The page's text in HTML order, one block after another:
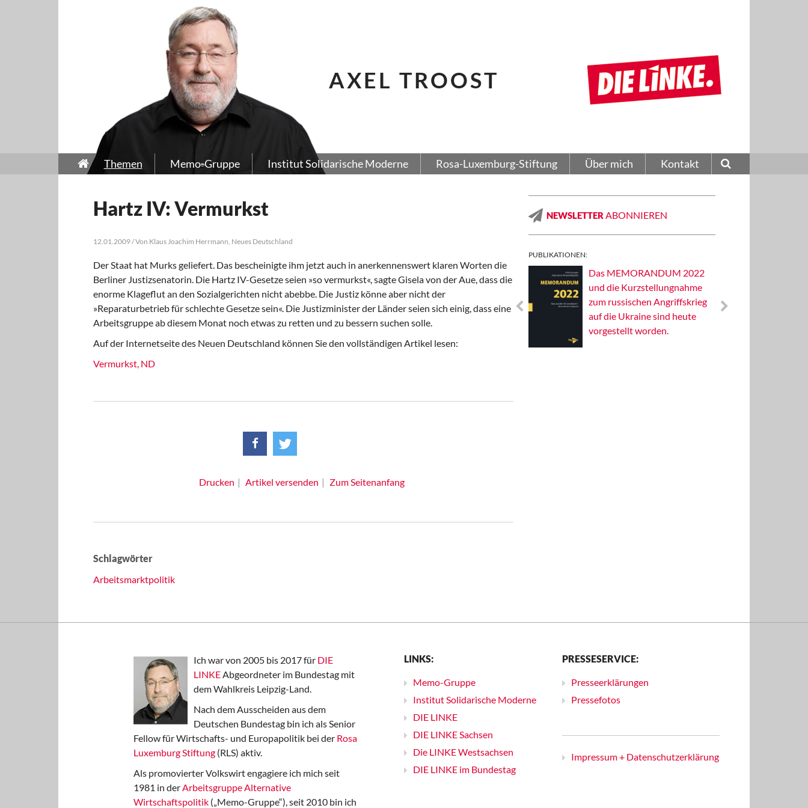
AXEL TROOST
Themen Memo-Gruppe Institut Solidarische Moderne Rosa-Luxemburg-Stiftung Über mich Kontakt
Hartz IV: Vermurkst
12.01.2009 / Von Klaus Joachim Herrmann, Neues Deutschland
Der Staat hat Murks geliefert. Das bescheinigte ihm jetzt auch in anerkennenswert klaren Worten die
Berliner Justizsenatorin. Die Hartz IV-Gesetze seien »so vermurkst«, sagte Gisela von der Aue, dass die
enorme Klageflut an den Sozialgerichten nicht abebbe. Die Justiz könne aber nicht der
»Reparaturbetrieb für schlechte Gesetze sein«. Die Justizminister der Länder seien sich einig, dass eine
Arbeitsgruppe ab diesem Monat noch etwas zu retten und zu bessern suchen solle.
Auf der Internetseite des Neuen Deutschland können Sie den vollständigen Artikel lesen:
Vermurkst, ND
Drucken Artikel versenden Zum Seitenanfang
Schlagwörter
Arbeitsmarktpolitik
NEWSLETTER ABONNIEREN
PUBLIKATIONEN:
Solidarisches EUropa -
Mosaiklinke Perspektiven
Das MEMORANDUM 2022
und die Kurzstellungnahme
zum russischen Angriffskrieg
auf die Ukraine sind heute
vorgestellt worden.
Ich war von 2005 bis 2017 für DIE
LINKEAbgeordneter im Bundestag mit
dem Wahlkreis Leipzig-Land.
Nach dem Ausscheiden aus dem
Deutschen Bundestag bin ich als Senior
Fellow für Wirtschafts- und Europapolitik bei der Rosa
Luxemburg Stiftung (RLS) aktiv.
Als promovierter Volkswirt engagiere ich mich seit
1981 in derArbeitsgruppe Alternative
Wirtschaftspolitik („Memo-Gruppe“), seit 2010 bin ich
LINKS:
Memo-Gruppe
Institut Solidarische Moderne
DIE LINKE
DIE LINKE Sachsen
Die LINKE Westsachsen
DIE LINKE im Bundestag
PRESSESERVICE:
Presseerklärungen
Pressefotos
Impressum + Datenschutzerklärung